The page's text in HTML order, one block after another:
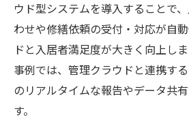
介
信頼向上を叶える不動産管理
不動産管理システムが信
ウド型システムを導入することで
わせや修繕依頼の受付・対応が自
ドと入居者満足度が大きく向上し
事例では、管理クラウドと連携す
のリアルタイムな報告やデータ共
す。